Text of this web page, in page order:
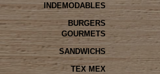
INDEMODABLES
BURGERS
GOURMETS
SANDWICHS
TEX MEX